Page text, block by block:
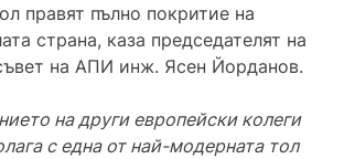
правят пълно покритие на
страна, каза председателят на
на АПИ инж. Ясен Йорданов.
на други европейски колеги
с една от най-модерната тол